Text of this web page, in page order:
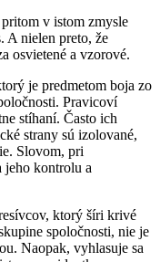
v istom zmysle
A nielen preto, že
osvietené a vzorové.
je predmetom boja zo
Pravicoví
stíhaní. Často ich
strany sú izolované,
Slovom, pri
jeho kontrolu a
ktorý šíri krivé
spoločnosti, nie je
Naopak, vyhlasuje sa